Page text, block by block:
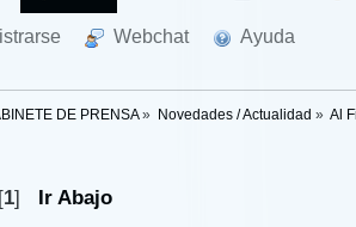
Webchat Ayuda
DE PRENSA» Novedades / Actualidad » Al
1] Ir Abajo